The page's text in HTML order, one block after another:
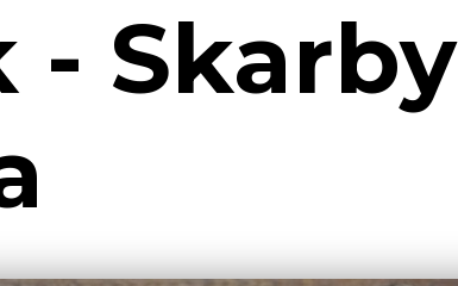
- Skarby